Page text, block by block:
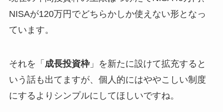
NISAが120万円でどちらかしか使えない形となっ
ています。
それを「 成長投資枠」を新たに設けて拡充すると
いう話も出てますが、個人的にはややこしい制度
にするよりシンプルにしてほしいですね。